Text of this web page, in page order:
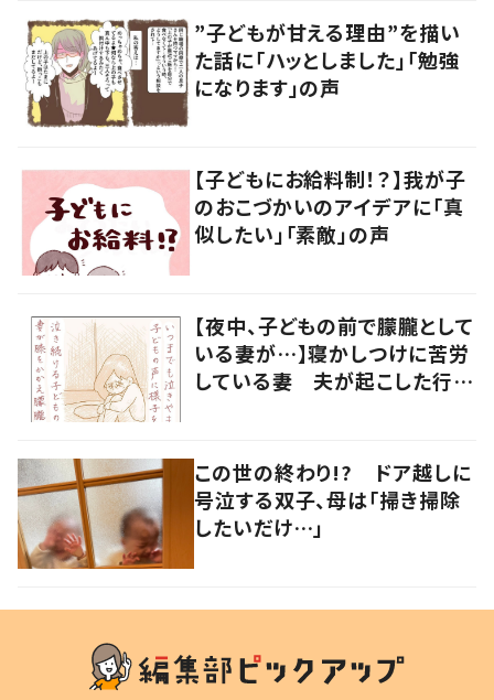
”子どもが甘える理由”を描い
た話に「ハッとしました」「勉強
になります」の声
【子どもにお給料制！？】我が子
のおこづかいのアイデアに「真
似したい」「素敵」の声
【夜中、子どもの前で朦朧として
いる妻が…】寝かしつけに苦労
している妻 夫が起こした行動
この世の終わり!? ドア越しに
号泣する双子、母は「掃き掃除
したいだけ…」